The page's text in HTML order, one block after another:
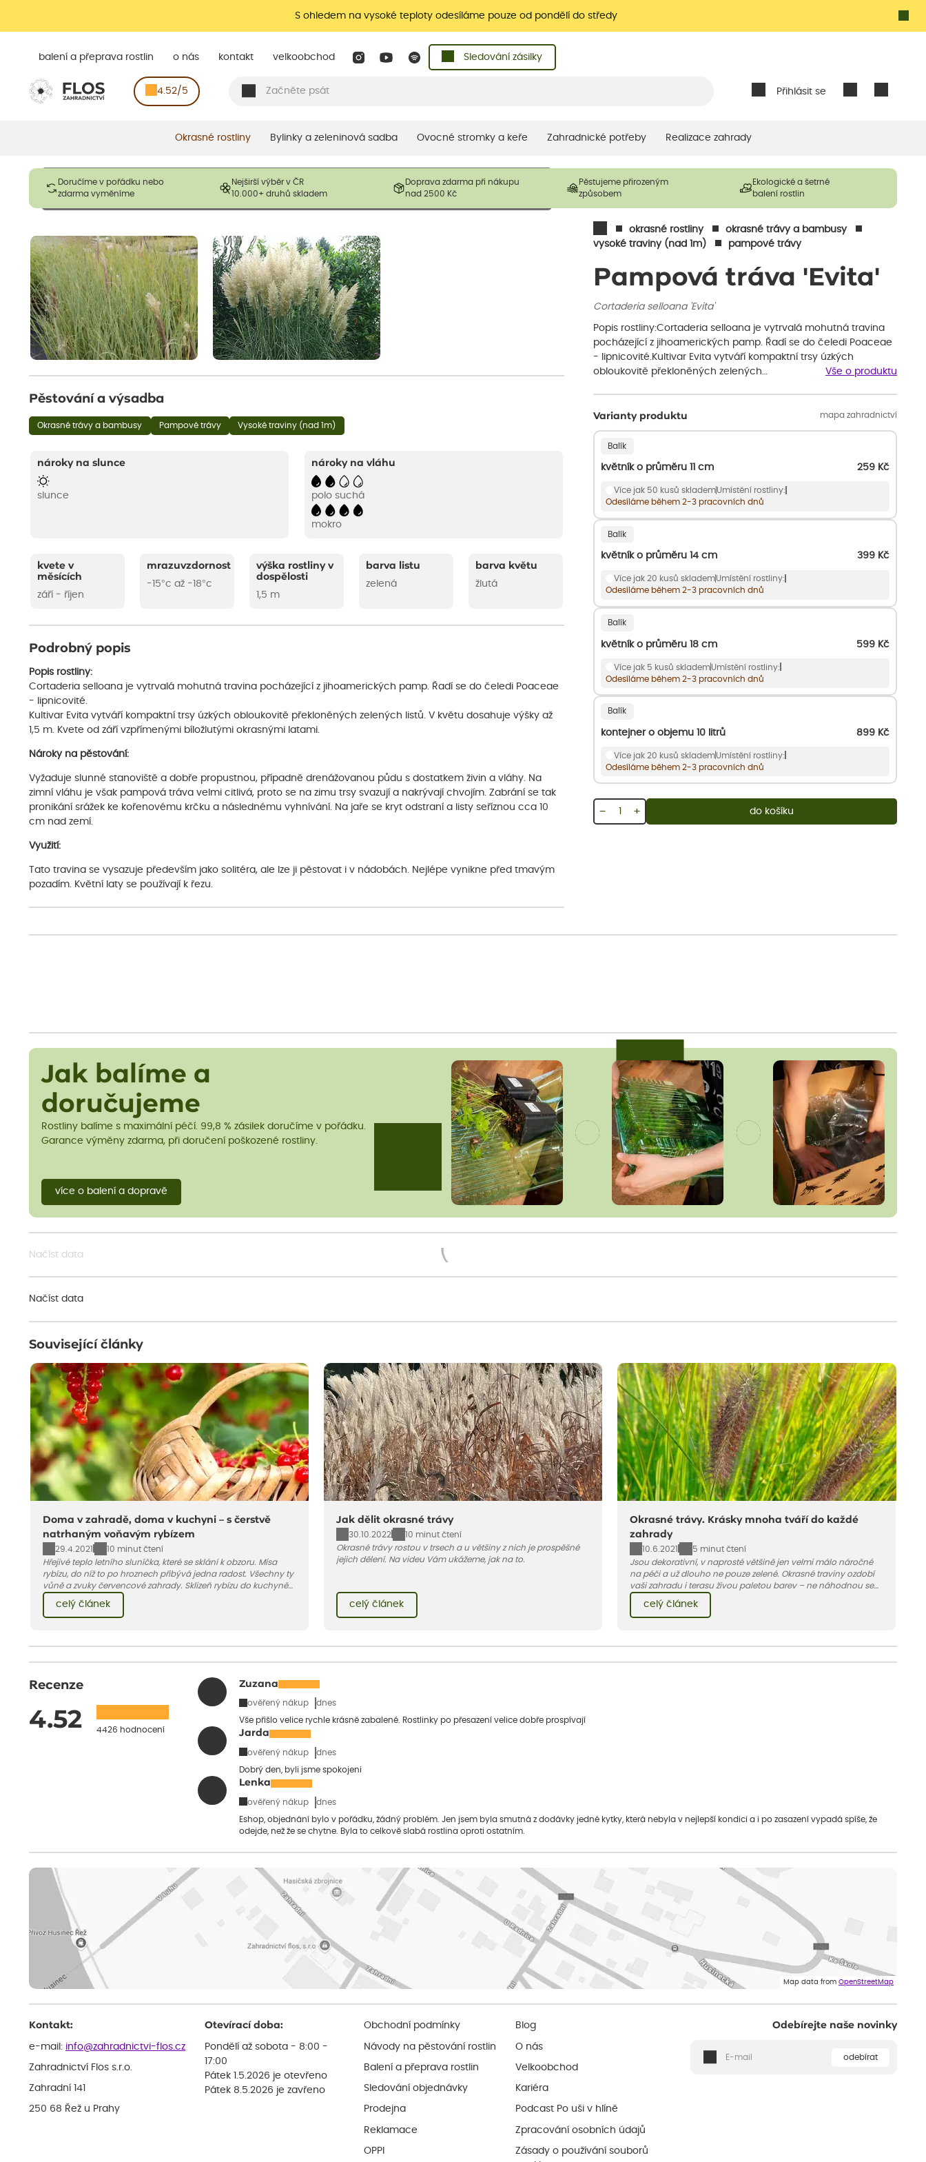
S ohledem na vysoké teploty odesíláme pouze od pondělí do středy
Přihlásit se
balení a přeprava rostlin o nás kontakt velkoobchod Sledování zásilky
4.52/5
Okrasné rostliny Bylinky a zeleninová sadba Ovocné stromky a keře Zahradnické potřeby Realizace zahrady
Doručíme v pořádku nebo
zdarma vyměníme
Nejširší výběr v ČR
10.000+ druhů skladem
Doprava zdarma při nákupu
nad 2500 Kč
Pěstujeme přirozeným
způsobem
Ekologické a šetrné
balení rostlin
okrasné rostliny
okrasné trávy a bambusy
vysoké traviny (nad 1m)
pampové trávy
Pampová tráva 'Evita'
Cortaderia selloana 'Evita'
Popis rostliny:Cortaderia selloana je vytrvalá mohutná travina
pocházející z jihoamerických pamp. Řadí se do čeledi Poaceae
- lipnicovité.Kultivar Evita vytváří kompaktní trsy úzkých
obloukovitě překloněných zelených…
Vše o produktu
Varianty produktu mapa zahradnictví
Balík
květník o průměru 11 cm 259 Kč
Více jak 50 kusů sklademUmístění rostliny:
Odesíláme během 2-3 pracovních dnů
Balík
květník o průměru 14 cm 399 Kč
Více jak 20 kusů sklademUmístění rostliny:
Odesíláme během 2-3 pracovních dnů
Balík
květník o průměru 18 cm 599 Kč
Více jak 5 kusů sklademUmístění rostliny:
Odesíláme během 2-3 pracovních dnů
Balík
kontejner o objemu 10 litrů 899 Kč
Více jak 20 kusů sklademUmístění rostliny:
Odesíláme během 2-3 pracovních dnů
+
− do košíku
Obrázky slouží pouze pro ilustrační účely a mají reprezentovat prodávané produkty. V závislosti na sezónnosti mohou být
opadavé rostliny dodávány v dormantním stavu a bez listů. Rostliny mohou být také sestřiženy níže, než je uvedená
Pěstování a výsadba
Okrasné trávy a bambusy Pampové trávy Vysoké traviny (nad 1m)
nároky na slunce
slunce
nároky na vláhu
polo suchá
mokro
kvete v
měsících
září - říjen
mrazuvzdornost
-15°c až -18°c
výška rostliny v
dospělosti
1,5 m
barva listu
zelená
barva květu
žlutá
Podrobný popis
Popis rostliny:
Cortaderia selloana je vytrvalá mohutná travina pocházející z jihoamerických pamp. Řadí se do čeledi Poaceae
- lipnicovité.
Kultivar Evita vytváří kompaktní trsy úzkých obloukovitě překloněných zelených listů. V květu dosahuje výšky až
1,5 m. Kvete od září vzpřímenými bíložlutými okrasnými latami.
Nároky na pěstování:
Vyžaduje slunné stanoviště a dobře propustnou, případně drenážovanou půdu s dostatkem živin a vláhy. Na
zimní vláhu je však pampová tráva velmi citlivá, proto se na zimu trsy svazují a nakrývají chvojím. Zabrání se tak
pronikání srážek ke kořenovému krčku a následnému vyhnívání. Na jaře se kryt odstraní a listy seříznou cca 10
cm nad zemí.
Využití:
Tato travina se vysazuje především jako solitéra, ale lze ji pěstovat i v nádobách. Nejlépe vynikne před tmavým
pozadím. Květní laty se používají k řezu.
Jak balíme a
doručujeme
Rostliny balíme s maximální péčí. 99,8 % zásilek doručíme v pořádku.
Garance výměny zdarma, při doručení poškozené rostliny.
více o balení a dopravě
Načíst data
Načíst data
Související články
Doma v zahradě, doma v kuchyni – s čerstvě
natrhaným voňavým rybízem
29.4.2021
10 minut čtení
Hřejivé teplo letního sluníčka, které se sklání k obzoru. Mísa
rybízu, do níž to po hroznech přibývá jedna radost. Všechny ty
vůně a zvuky červencové zahrady. Sklizeň rybízu do kuchyně
vnese neuvěřitelný klid a radost. A taky trochu bezstarostnosti
dětství při mlsání babiččina drobenkového koláče s rybízem.
celý článek
Jak dělit okrasné trávy
30.10.2022
10 minut čtení
Okrasné trávy rostou v trsech a u většiny z nich je prospěšné
jejich dělení. Na videu Vám ukážeme, jak na to.
celý článek
Okrasné trávy. Krásky mnoha tváří do každé
zahrady
10.6.2021
5 minut čtení
Jsou dekorativní, v naprosté většině jen velmi málo náročné
na péči a už dlouho ne pouze zelené. Okrasné traviny ozdobí
vaši zahradu i terasu živou paletou barev – ne náhodnou se
jedna z nejoblíbenějších jmenuje ozdobnice.
celý článek
Recenze
4.52 4426 hodnocení
Zuzana
ověřený nákup dnes
Vše přišlo velice rychle krásně zabalené. Rostlinky po přesazení velice dobře prospívají
Jarda
ověřený nákup dnes
Dobrý den, byli jsme spokojeni
Lenka
ověřený nákup dnes
Eshop, objednání bylo v pořádku, žádný problém. Jen jsem byla smutná z dodávky jedné kytky, která nebyla v nejlepší kondici a i po zasazení vypadá spíše, že
odejde, než že se chytne. Byla to celkově slabá rostlina oproti ostatním.
Map data from OpenStreetMap
Kontakt:
e-mail: info@zahradnictvi-flos.cz
Zahradnictví Flos s.r.o.
Zahradní 141
250 68 Řež u Prahy
Otevírací doba:
Pondělí až sobota - 8:00 -
17:00
Pátek 1.5.2026 je otevřeno
Pátek 8.5.2026 je zavřeno
Obchodní podmínky
Návody na pěstování rostlin
Balení a přeprava rostlin
Sledování objednávky
Prodejna
Reklamace
OPPI
Blog
O nás
Velkoobchod
Kariéra
Podcast Po uši v hlíně
Zpracování osobních údajů
Zásady o používání souborů
Odebírejte naše novinky
odebírat